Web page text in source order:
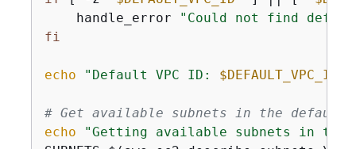
    handle_error
"Could not find
fi
echo "Default VPC ID: $DEFAULT_VPC_ID
# Get available subnets in the default
echo
"Getting available subnets in the